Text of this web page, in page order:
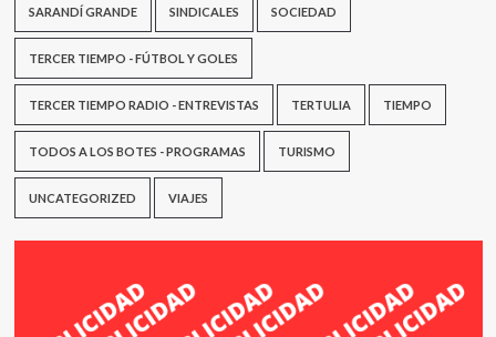
SARANDÍ GRANDE SINDICALES SOCIEDAD
TERCER TIEMPO - FÚTBOL Y GOLES
TERCER TIEMPO RADIO - ENTREVISTAS TERTULIA TIEMPO
TODOS A LOS BOTES - PROGRAMAS TURISMO
UNCATEGORIZED VIAJES